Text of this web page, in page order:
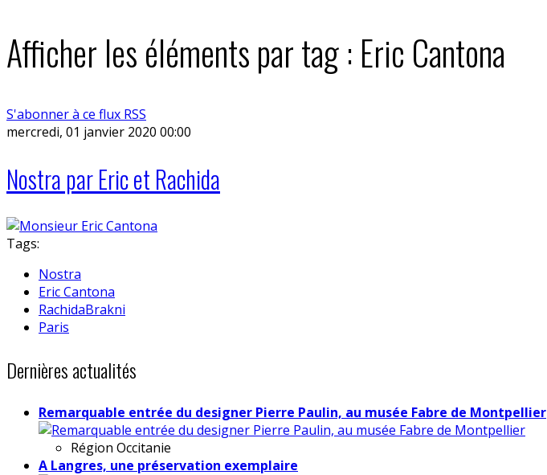
Afficher les éléments par tag : Eric Cantona
S'abonner à ce flux RSS
mercredi, 01 janvier 2020 00:00
Nostra par Eric et Rachida
Tags:
Nostra
Eric Cantona
RachidaBrakni
Paris
Dernières actualités
Remarquable entrée du designer Pierre Paulin, au musée Fabre de Montpellier
Région Occitanie
A Langres, une préservation exemplaire